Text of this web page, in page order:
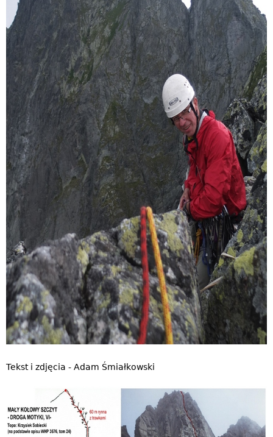
Tekst i zdjęcia - Adam Śmiałkowski